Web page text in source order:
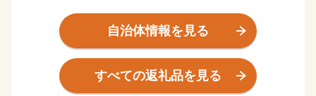
また、早くから大手家電メーカーの企業城下町として発
展を遂げるとともに安定した税収を背景に各種行政サー
ビスを充実させ、公共施設や都市基盤の整備を進めてき
自治体情報を見る
すべての返礼品を見る